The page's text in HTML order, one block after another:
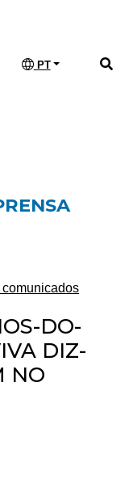
PT
comunicados
DO-
DIZ-
NO